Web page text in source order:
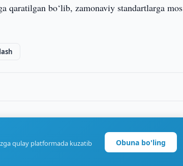
qaratilgan bo‘lib, zamonaviy standartlarga mos
qulay platformada kuzatib
Obuna bo'ling